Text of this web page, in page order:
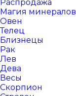
Распродажа
Магия минералов
Овен
Телец
Близнецы
Рак
Лев
Дева
Весы
Скорпион